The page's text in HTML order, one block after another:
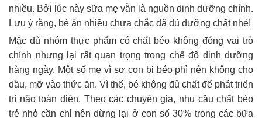
nhiều. Bởi lúc này sữa mẹ vẫn là nguồn dinh dưỡng chính.
Lưu ý rằng, bé ăn nhiều chưa chắc đã đủ dưỡng chất nhé!
Mặc dù nhóm thực phẩm có chất béo không đóng vai trò
chính nhưng lại rất quan trọng trong chế độ dinh dưỡng
hàng ngày. Một số mẹ vì sợ con bị béo phì nên không cho
dầu, mỡ vào thức ăn. Vì thế, bé không đủ chất để phát triển
trí não toàn diện. Theo các chuyên gia, nhu cầu chất béo
trẻ nhỏ cần chỉ nên dừng lại ở con số 30% trong các bữa